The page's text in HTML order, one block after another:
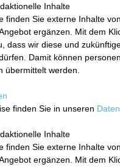
Inhalte
finden Sie externe Inhalte von
ergänzen. Mit dem
dass wir diese und
Damit können
übermittelt werden.
finden Sie in unseren
Inhalte
finden Sie externe Inhalte von
ergänzen. Mit dem